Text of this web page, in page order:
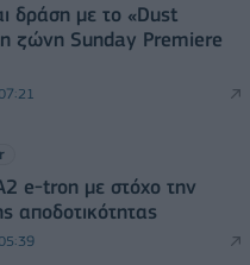
δράση με το «Dust
ζώνη Sunday Premiere
e-tron με στόχο την
αποδοτικότητας